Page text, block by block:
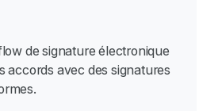
de signature électronique
accords avec des signatures